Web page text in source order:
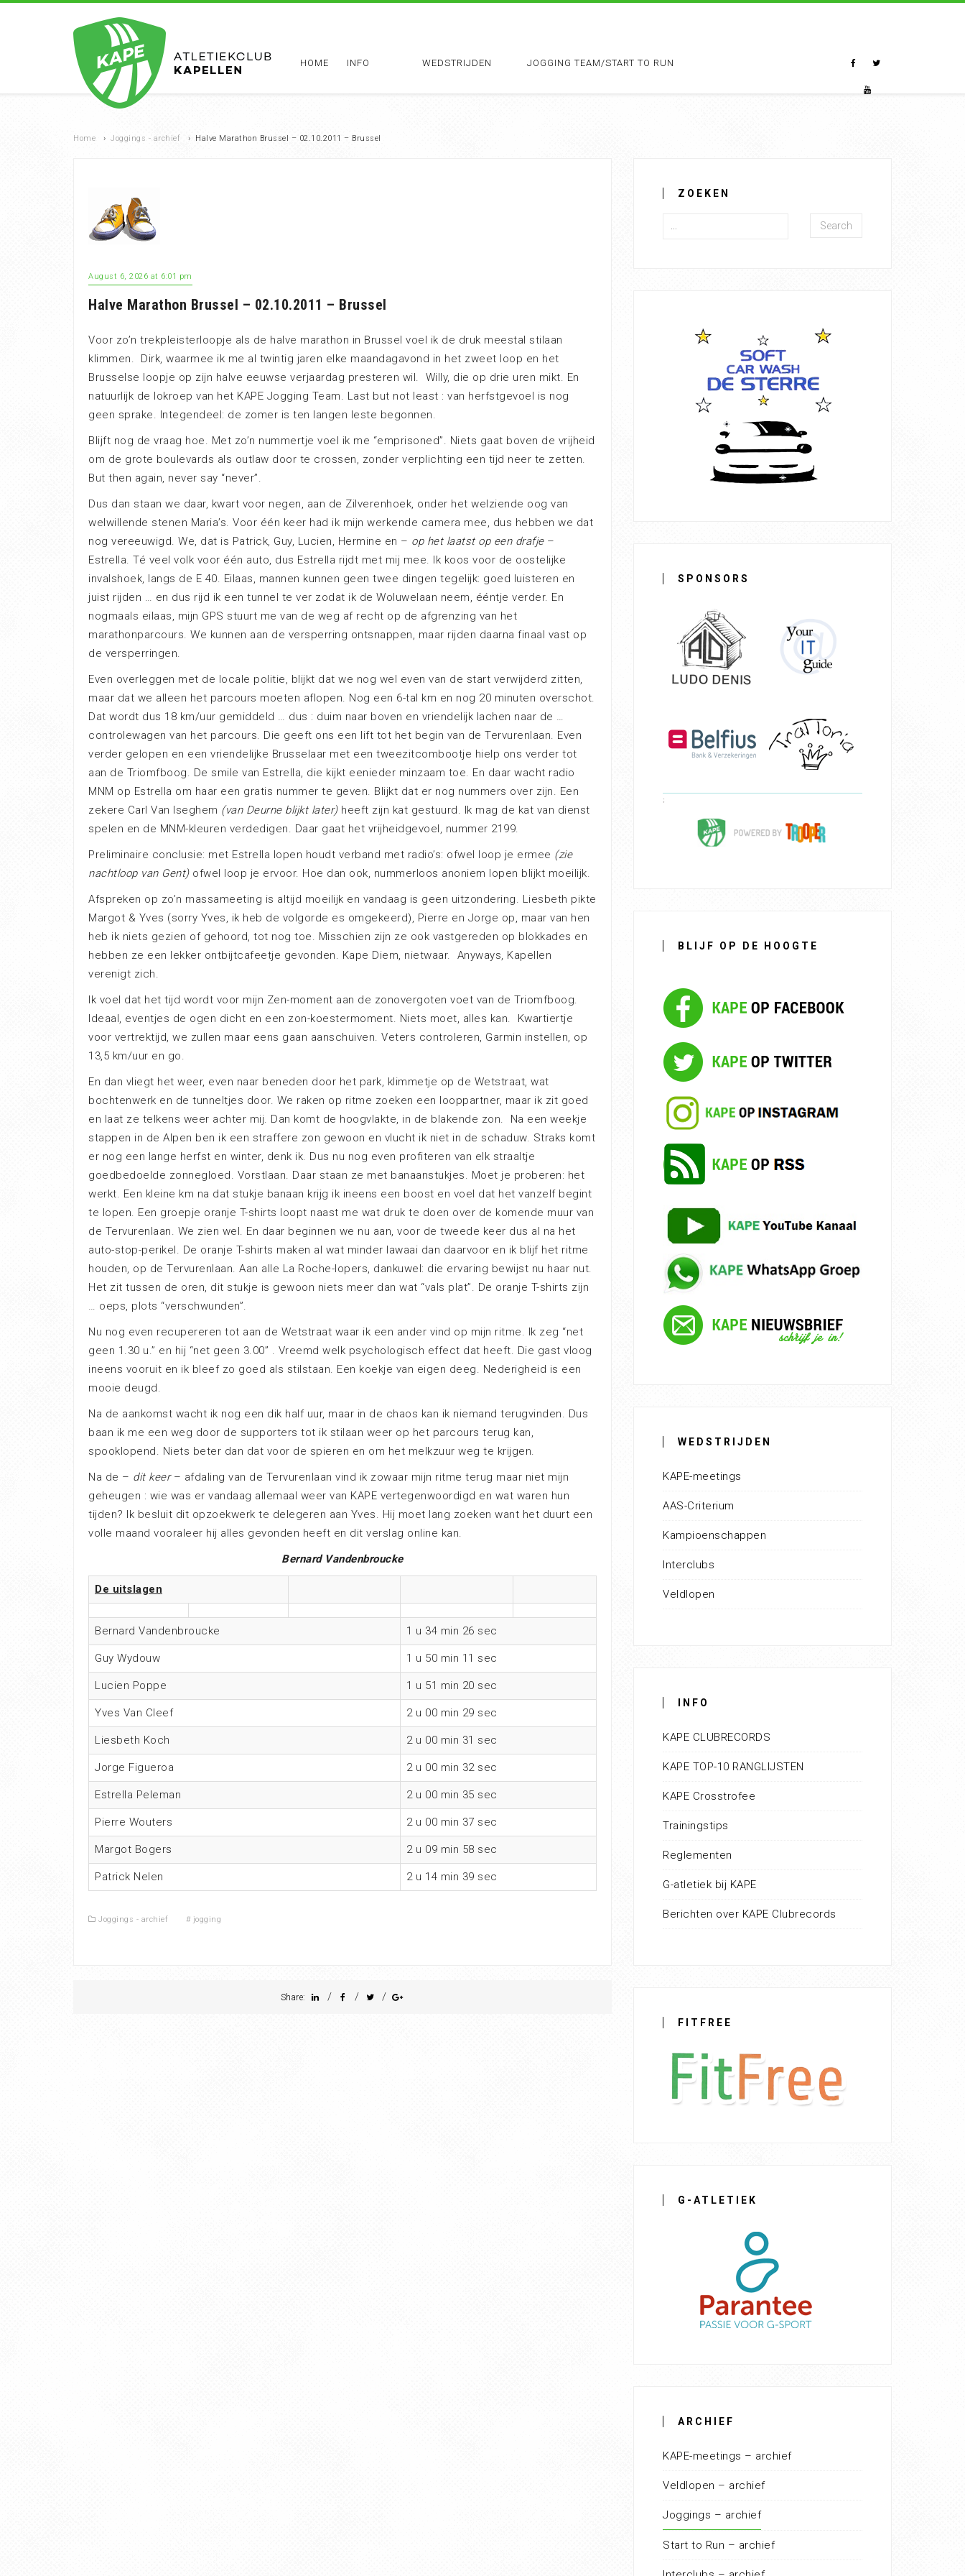
HOME INFO WEDSTRIJDEN JOGGING TEAM/START TO RUN
Home › Joggings - archief › Halve Marathon Brussel – 02.10.2011 – Brussel
August 6, 2026 at 6:01 pm
Halve Marathon Brussel – 02.10.2011 – Brussel
Voor zo’n trekpleisterloopje als de halve marathon in Brussel voel ik de druk meestal stilaan
klimmen. Dirk, waarmee ik me al twintig jaren elke maandagavond in het zweet loop en het
Brusselse loopje op zijn halve eeuwse verjaardag presteren wil. Willy, die op drie uren mikt. En
natuurlijk de lokroep van het KAPE Jogging Team. Last but not least : van herfstgevoel is nog
geen sprake. Integendeel: de zomer is ten langen leste begonnen.
Blijft nog de vraag hoe. Met zo’n nummertje voel ik me “emprisoned”. Niets gaat boven de vrijheid
om de grote boulevards als outlaw door te crossen, zonder verplichting een tijd neer te zetten.
But then again, never say “never”.
Dus dan staan we daar, kwart voor negen, aan de Zilverenhoek, onder het welziende oog van
welwillende stenen Maria’s. Voor één keer had ik mijn werkende camera mee, dus hebben we dat
nog vereeuwigd. We, dat is Patrick, Guy, Lucien, Hermine en – op het laatst op een drafje–
Estrella. Té veel volk voor één auto, dus Estrella rijdt met mij mee. Ik koos voor de oostelijke
invalshoek, langs de E 40. Eilaas, mannen kunnen geen twee dingen tegelijk: goed luisteren en
juist rijden … en dus rijd ik een tunnel te ver zodat ik de Woluwelaan neem, ééntje verder. En
nogmaals eilaas, mijn GPS stuurt me van de weg af recht op de afgrenzing van het
marathonparcours. We kunnen aan de versperring ontsnappen, maar rijden daarna finaal vast op
de versperringen.
Even overleggen met de locale politie, blijkt dat we nog wel even van de start verwijderd zitten,
maar dat we alleen het parcours moeten aflopen. Nog een 6-tal km en nog 20 minuten overschot.
Dat wordt dus 18 km/uur gemiddeld … dus : duim naar boven en vriendelijk lachen naar de …
controlewagen van het parcours. Die geeft ons een lift tot het begin van de Tervurenlaan. Even
verder gelopen en een vriendelijke Brusselaar met een tweezitcombootje hielp ons verder tot
aan de Triomfboog. De smile van Estrella, die kijkt eenieder minzaam toe. En daar wacht radio
MNM op Estrella om haar een gratis nummer te geven. Blijkt dat er nog nummers over zijn. Een
zekere Carl Van Iseghem (van Deurne blijkt later)heeft zijn kat gestuurd. Ik mag de kat van dienst
spelen en de MNM-kleuren verdedigen. Daar gaat het vrijheidgevoel, nummer 2199.
Preliminaire conclusie: met Estrella lopen houdt verband met radio’s: ofwel loop je ermee (zie
nachtloop van Gent)ofwel loop je ervoor. Hoe dan ook, nummerloos anoniem lopen blijkt moeilijk.
Afspreken op zo’n massameeting is altijd moeilijk en vandaag is geen uitzondering. Liesbeth pikte
Margot & Yves (sorry Yves, ik heb de volgorde es omgekeerd), Pierre en Jorge op, maar van hen
heb ik niets gezien of gehoord, tot nog toe. Misschien zijn ze ook vastgereden op blokkades en
hebben ze een lekker ontbijtcafeetje gevonden. Kape Diem, nietwaar. Anyways, Kapellen
verenigt zich.
Ik voel dat het tijd wordt voor mijn Zen-moment aan de zonovergoten voet van de Triomfboog.
Ideaal, eventjes de ogen dicht en een zon-koestermoment. Niets moet, alles kan. Kwartiertje
voor vertrektijd, we zullen maar eens gaan aanschuiven. Veters controleren, Garmin instellen, op
13,5 km/uur en go.
En dan vliegt het weer, even naar beneden door het park, klimmetje op de Wetstraat, wat
bochtenwerk en de tunneltjes door. We raken op ritme zoeken een looppartner, maar ik zit goed
en laat ze telkens weer achter mij. Dan komt de hoogvlakte, in de blakende zon. Na een weekje
stappen in de Alpen ben ik een straffere zon gewoon en vlucht ik niet in de schaduw. Straks komt
er nog een lange herfst en winter, denk ik. Dus nu nog even profiteren van elk straaltje
goedbedoelde zonnegloed. Vorstlaan. Daar staan ze met banaanstukjes. Moet je proberen: het
werkt. Een kleine km na dat stukje banaan krijg ik ineens een boost en voel dat het vanzelf begint
te lopen. Een groepje oranje T-shirts loopt naast me wat druk te doen over de komende muur van
de Tervurenlaan. We zien wel. En daar beginnen we nu aan, voor de tweede keer dus al na het
auto-stop-perikel. De oranje T-shirts maken al wat minder lawaai dan daarvoor en ik blijf het ritme
houden, op de Tervurenlaan. Aan alle La Roche-lopers, dankuwel: die ervaring bewijst nu haar nut.
Het zit tussen de oren, dit stukje is gewoon niets meer dan wat “vals plat”. De oranje T-shirts zijn
… oeps, plots “verschwunden”.
Nu nog even recupereren tot aan de Wetstraat waar ik een ander vind op mijn ritme. Ik zeg “net
geen 1.30 u.” en hij “net geen 3.00” . Vreemd welk psychologisch effect dat heeft. Die gast vloog
ineens vooruit en ik bleef zo goed als stilstaan. Een koekje van eigen deeg. Nederigheid is een
mooie deugd.
Na de aankomst wacht ik nog een dik half uur, maar in de chaos kan ik niemand terugvinden. Dus
baan ik me een weg door de supporters tot ik stilaan weer op het parcours terug kan,
spooklopend. Niets beter dan dat voor de spieren en om het melkzuur weg te krijgen.
Na de – dit keer– afdaling van de Tervurenlaan vind ik zowaar mijn ritme terug maar niet mijn
geheugen : wie was er vandaag allemaal weer van KAPE vertegenwoordigd en wat waren hun
tijden? Ik besluit dit opzoekwerk te delegeren aan Yves. Hij moet lang zoeken want het duurt een
volle maand vooraleer hij alles gevonden heeft en dit verslag online kan.
Bernard Vandenbroucke
De uitslagen
Bernard Vandenbroucke 1 u 34 min 26 sec
Guy Wydouw 1 u 50 min 11 sec
Lucien Poppe 1 u 51 min 20 sec
Yves Van Cleef 2 u 00 min 29 sec
Liesbeth Koch 2 u 00 min 31 sec
Jorge Figueroa 2 u 00 min 32 sec
Estrella Peleman 2 u 00 min 35 sec
Pierre Wouters 2 u 00 min 37 sec
Margot Bogers 2 u 09 min 58 sec
Patrick Nelen 2 u 14 min 39 sec
Joggings - archief # jogging
Share: / / /
ZOEKEN
Search
SPONSORS
BLIJF OP DE HOOGTE
WEDSTRIJDEN
KAPE-meetings
AAS-Criterium
Kampioenschappen
Interclubs
Veldlopen
INFO
KAPE CLUBRECORDS
KAPE TOP-10 RANGLIJSTEN
KAPE Crosstrofee
Trainingstips
Reglementen
G-atletiek bij KAPE
Berichten over KAPE Clubrecords
FITFREE
G-ATLETIEK
ARCHIEF
KAPE-meetings – archief
Veldlopen – archief
Joggings – archief
Start to Run – archief